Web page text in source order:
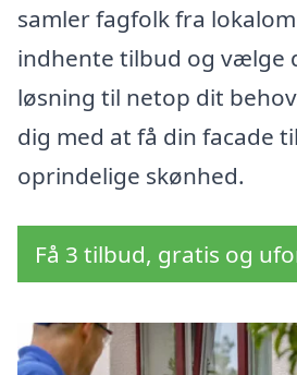
samler fagfolk fra
indhente tilbud og vælge
løsning til netop dit
dig med at få din facade
oprindelige skønhed.
Få 3 tilbud, gratis og